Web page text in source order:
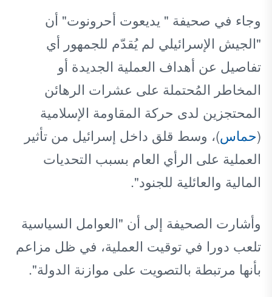
وجاء في صحيفة " يديعوت أحرونوت" أن
"الجيش الإسرائيلي لم يُقدّم للجمهور أي
تفاصيل عن أهداف العملية الجديدة أو
المخاطر المُحتملة على عشرات الرهائن
المحتجزين لدى حركة المقاومة الإسلامية
(حماس)، وسط قلق داخل إسرائيل من تأثير
العملية على الرأي العام بسبب التحديات
المالية والعائلية للجنود".
وأشارت الصحيفة إلى أن "العوامل السياسية
تلعب دورا في توقيت العملية، في ظل مزاعم
بأنها مرتبطة بالتصويت على موازنة الدولة".